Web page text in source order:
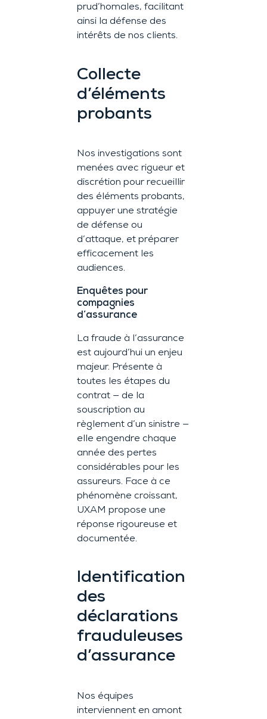
prud’homales, facilitant
ainsi la défense des
intérêts de nos clients.
Collecte
d’éléments
probants
Nos investigations sont
menées avec rigueur et
discrétion pour recueillir
des éléments probants,
appuyer une stratégie
de défense ou
d’attaque, et préparer
efficacement les
audiences.
Enquêtes pour
compagnies
d’assurance
La fraude à l’assurance
est aujourd’hui un enjeu
majeur. Présente à
toutes les étapes du
contrat — de la
souscription au
règlement d’un sinistre —
elle engendre chaque
année des pertes
considérables pour les
assureurs. Face à ce
phénomène croissant,
UXAM propose une
réponse rigoureuse et
documentée.
Identification
des
déclarations
frauduleuses
d’assurance
Nos équipes
interviennent en amont